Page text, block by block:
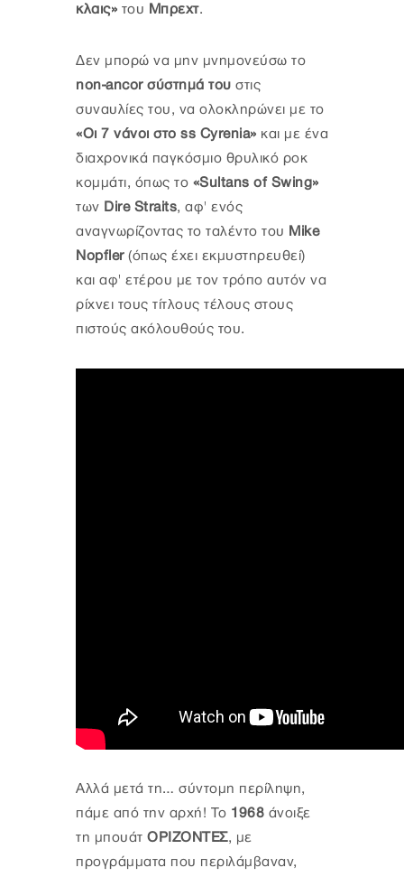
κλαις» του Μπρεχτ.
Δεν μπορώ να μην μνημονεύσω το
non-ancor σύστημά του στις
συναυλίες του, να ολοκληρώνει με το
«Οι 7 νάνοι στο ss Cyrenia» και με ένα
διαχρονικά παγκόσμιο θρυλικό ροκ
κομμάτι, όπως το «Sultans of Swing»
των Dire Straits, αφ' ενός
αναγνωρίζοντας το ταλέντο του Mike
Nopfler (όπως έχει εκμυστηρευθεί)
και αφ' ετέρου με τον τρόπο αυτόν να
ρίχνει τους τίτλους τέλους στους
πιστούς ακόλουθούς του.
Αλλά μετά τη… σύντομη περίληψη,
πάμε από την αρχή! Το 1968 άνοιξε
τη μπουάτ ΟΡΙΖΟΝΤΕΣ, με
προγράμματα που περιλάμβαναν,